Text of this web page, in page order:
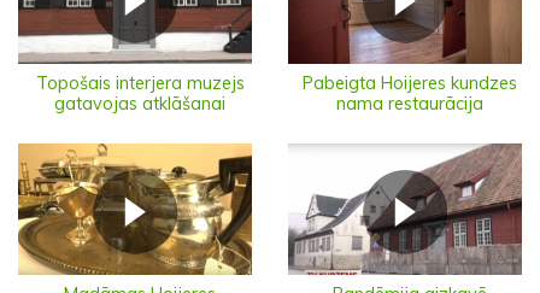
Topošais interjera muzejs
gatavojas atklāšanai
Pabeigta Hoijeres kundzes
nama restaurācija